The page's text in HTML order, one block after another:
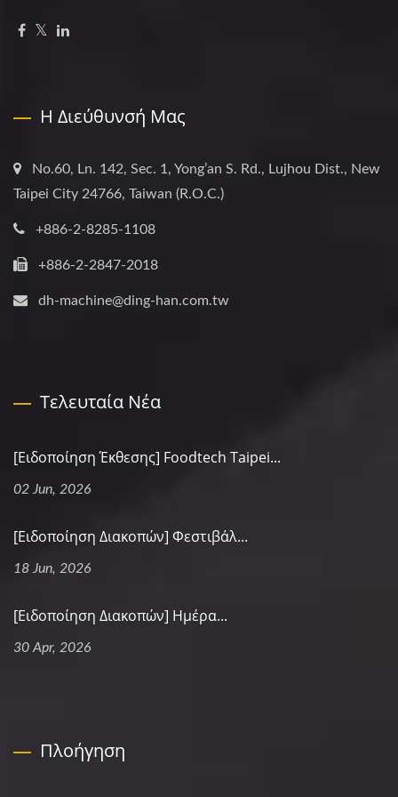
Η Διεύθυνσή Μας
No.60, Ln. 142, Sec. 1, Yong’an S. Rd., Lujhou Dist., New
Taipei City 24766, Taiwan (R.O.C.)
+886-2-8285-1108
+886-2-2847-2018
dh-machine@ding-han.com.tw
Τελευταία Νέα
[Ειδοποίηση Έκθεσης] Foodtech Taipei...
02 Jun, 2026
[Ειδοποίηση Διακοπών] Φεστιβάλ...
18 Jun, 2026
[Ειδοποίηση Διακοπών] Ημέρα...
30 Apr, 2026
Πλοήγηση